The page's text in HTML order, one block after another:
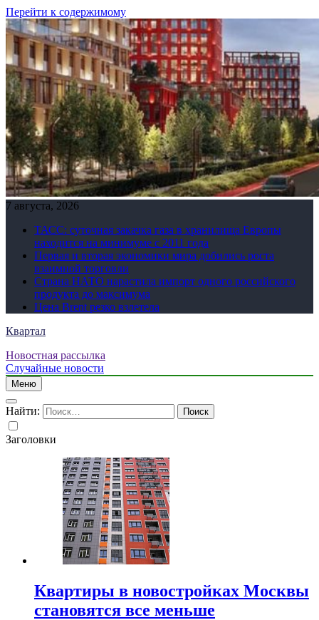
Перейти к содержимому
7 августа, 2026
ТАСС: суточная закачка газа в хранилища Европы
находится на минимуме с 2011 года
Первая и вторая экономики мира добились роста
взаимной торговли
Страна НАТО нарастила импорт одного российского
продукта до максимума
Цена Brent резко взлетела
Квартал
Новостная рассылка
Случайные новости
Меню
Найти:
Заголовки
Квартиры в новостройках Москвы
становятся все меньше